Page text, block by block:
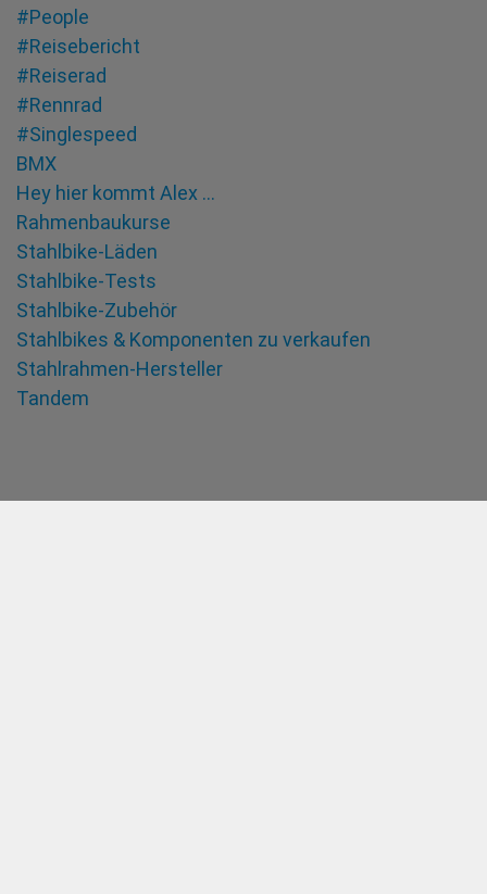
#People
#Reisebericht
#Reiserad
#Rennrad
#Singlespeed
BMX
Hey hier kommt Alex …
Rahmenbaukurse
Stahlbike-Läden
Stahlbike-Tests
Stahlbike-Zubehör
Stahlbikes & Komponenten zu verkaufen
Stahlrahmen-Hersteller
Tandem